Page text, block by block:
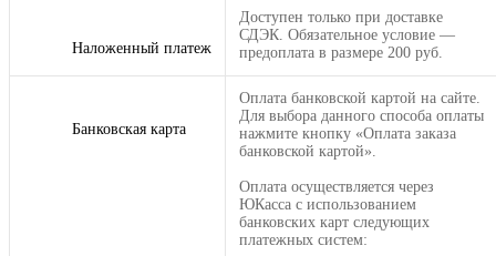
Наложенный платеж
Доступен только при доставке
СДЭК. Обязательное условие —
предоплата в размере 200 руб.
Банковская карта
Оплата банковской картой на сайте.
Для выбора данного способа оплаты
нажмите кнопку «Оплата заказа
банковской картой».
Оплата осуществляется через
ЮКасса с использованием
банковских карт следующих
платежных систем: